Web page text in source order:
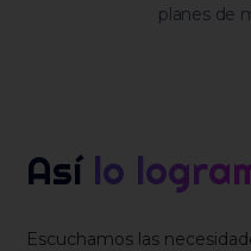
planes de
Así lo
Escuchamos las